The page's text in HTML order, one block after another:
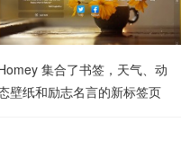
集合了书签，天气、动
壁纸和励志名言的新标签页